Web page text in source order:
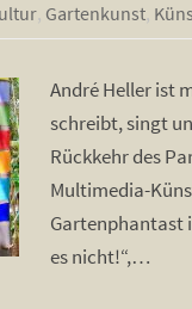
, Gartenkunst,
André Heller ist
schreibt, singt
Rückkehr des
Multimedia-
Gartenphantast
es nicht!“,…